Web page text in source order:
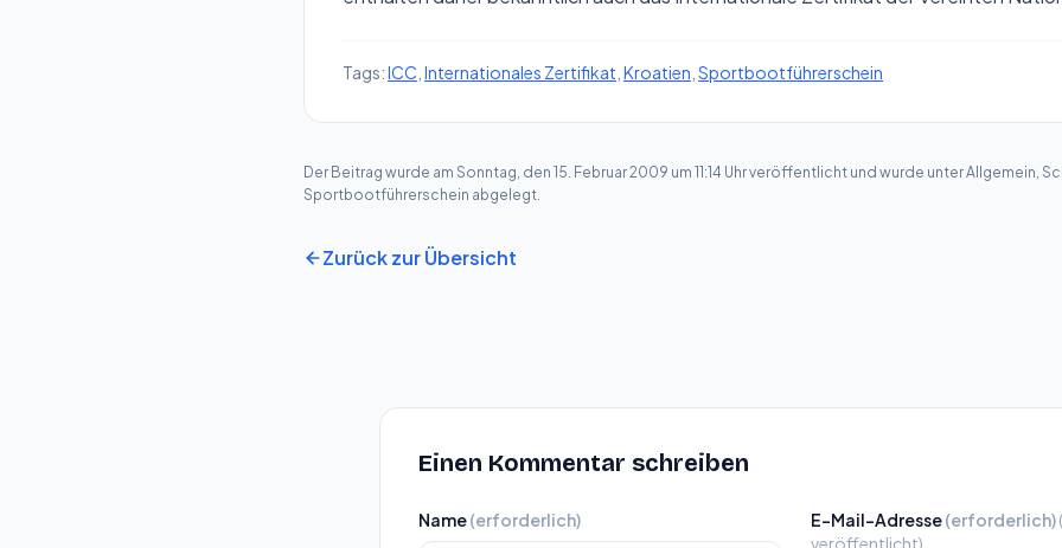
Tags:ICC Internationales Zertifikat Kroatien Sportbootführerschein
Der Beitrag wurde am Sonntag, den 15. Februar 2009 um 11:14 Uhr veröffentlicht und wurde unterAllgemein,
Sportbootführerschein abgelegt.
Zurück zur Übersicht
Einen Kommentar schreiben
Name(erforderlich) E-Mail-Adresse(erforderlich)
veröffentlicht)